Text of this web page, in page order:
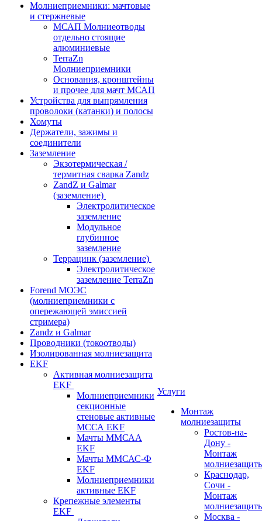
Молниеприемники: мачтовые
и стержневые
МСАП Молниеотводы
отдельно стоящие
алюминиевые
TerraZn
Молниеприемники
Основания, кронштейны
и прочее для мачт МСАП
Устройства для выпрямления
проволоки (катанки) и полосы
Хомуты
Держатели, зажимы и
соединители
Заземление
Экзотермическая /
термитная сварка Zandz
ZandZ и Galmar
(заземление)
Электролитическое
заземление
Модульное
глубинное
заземление
Террацинк (заземление)
Электролитическое
заземление TerraZn
Forend МОЭС
(молниеприемники с
опережающей эмиссией
стримера)
Zandz и Galmar
Проводники (токоотводы)
Изолированная молниезащита
EKF
Активная молниезащита
EKF
Молниеприемники
секционные
стеновые активные
МССА EKF
Мачты ММСАА
EKF
Мачты ММСАС-Ф
EKF
Молниеприемники
активные EKF
Крепежные элементы
EKF
Услуги
Монтаж
молниезащиты
Ростов-на-
Дону -
Монтаж
Краснодар,
Сочи -
Монтаж
Москва -